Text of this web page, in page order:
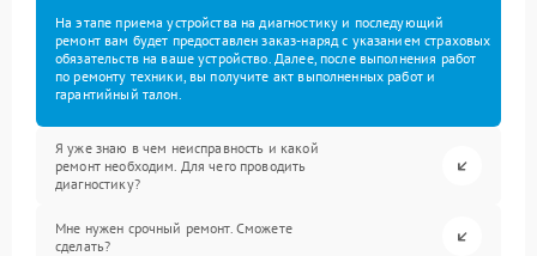
На этапе приема устройства на диагностику и последующий
ремонт вам будет предоставлен заказ-наряд с указанием страховых
обязательств на ваше устройство. Далее, после выполнения работ
по ремонту техники, вы получите акт выполненных работ и
гарантийный талон.
Я уже знаю в чем неисправность и какой
ремонт необходим. Для чего проводить
диагностику?
Мне нужен срочный ремонт. Сможете
сделать?